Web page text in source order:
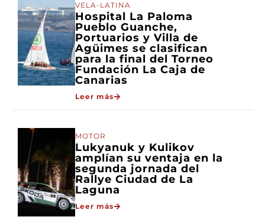
VELA-LATINA
Hospital La Paloma
Pueblo Guanche,
Portuarios y Villa de
Agüimes se clasifican
para la final del Torneo
Fundación La Caja de
Canarias
Leer más
MOTOR
Lukyanuk y Kulikov
amplían su ventaja en la
segunda jornada del
Rallye Ciudad de La
Laguna
Leer más